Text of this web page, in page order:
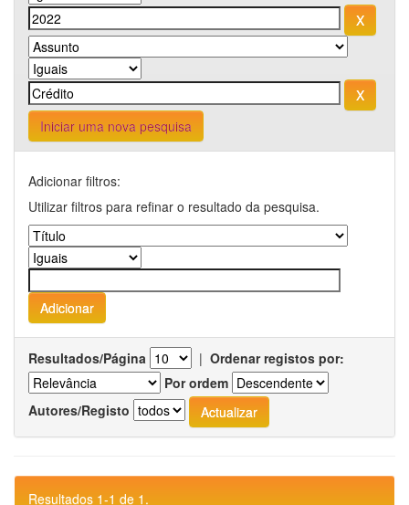
Iniciar uma nova pesquisa
Adicionar filtros:
Utilizar filtros para refinar o resultado da pesquisa.
Resultados/Página | Ordenar registos por:
Por ordem
Autores/Registo
Resultados 1-1 de 1.